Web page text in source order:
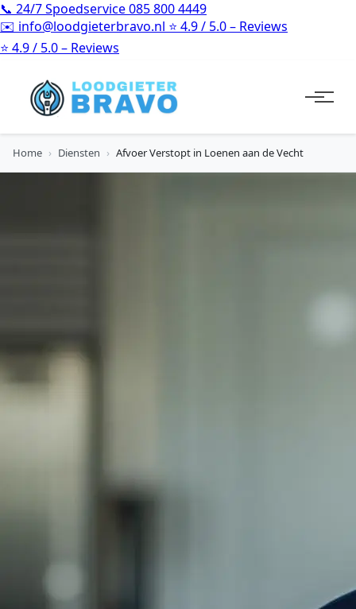
📞 24/7 Spoedservice085 800 4449
✉️ info@loodgieterbravo.nl ⭐ 4.9 / 5.0 – Reviews
⭐ 4.9 / 5.0 – Reviews
Home › Diensten › Afvoer Verstopt in Loenen aan de Vecht